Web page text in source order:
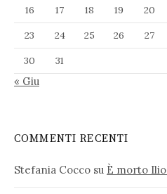
16
17 18 19 20
23
24 25 26 27
30
31
« Giu
COMMENTI RECENTI
Stefania Cocco su È morto